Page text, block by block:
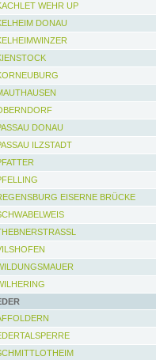
WEHR UP
DONAU
DONAU
ILZSTADT
EISERNE BRÜCKE